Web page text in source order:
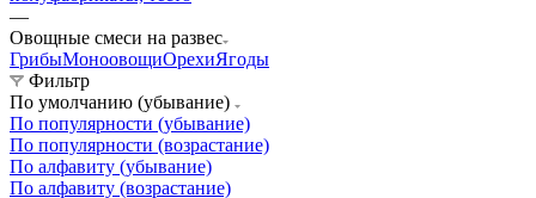
—
Овощные смеси на развес
ГрибыМоноовощиОрехиЯгоды
Фильтр
По умолчанию (убывание)
По популярности (убывание)
По популярности (возрастание)
По алфавиту (убывание)
По алфавиту (возрастание)